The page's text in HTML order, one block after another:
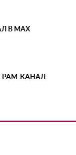
В MAX
КАНАЛ